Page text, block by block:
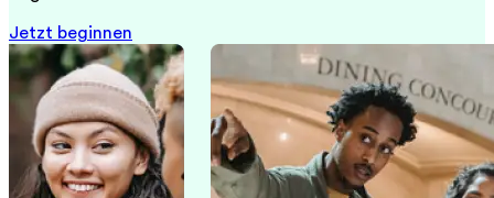
Jetzt beginnen